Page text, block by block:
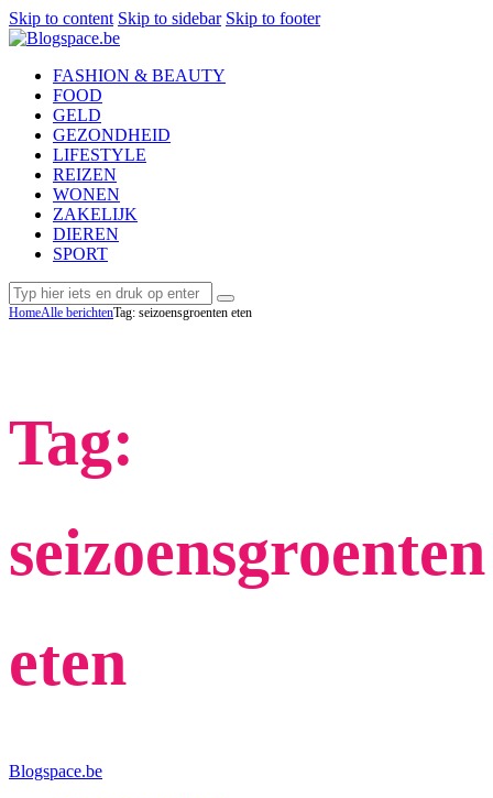
Skip to content Skip to sidebar Skip to footer
FASHION & BEAUTY
FOOD
GELD
GEZONDHEID
LIFESTYLE
REIZEN
WONEN
ZAKELIJK
DIEREN
SPORT
Tag:
seizoensgroenten
eten
HomeAlle berichtenTag: seizoensgroenten eten
Blogspace.be